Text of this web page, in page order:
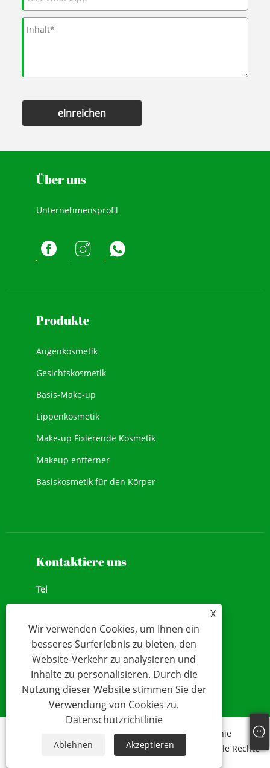
einreichen
Über uns
Unternehmensprofil
Produkte
Augenkosmetik
Gesichtskosmetik
Basis-Make-up
Lippenkosmetik
Make-up Fixierende Kosmetik
Makeup entferner
Basiskosmetik für den Körper
Kontaktiere uns
Tel
+86-13928167523
Add
Nr. 11, Simian Road,
Email
info@beshecosmetics.com
RSS XML Datenschutzrichtlinie
Copyright © 2025 Guangdong B.C.Biotech Co., Ltd. Alle Rechte
X
Wir verwenden Cookies, um Ihnen ein
besseres Surferlebnis zu bieten, den
Website-Verkehr zu analysieren und
Inhalte zu personalisieren. Durch die
Nutzung dieser Website stimmen Sie der
Verwendung von Cookies zu.
Datenschutzrichtlinie
Ablehnen Akzeptieren